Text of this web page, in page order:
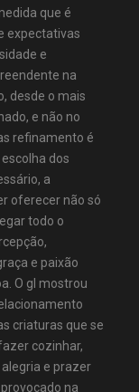
que é
expectativas
e
na
desde o mais
e não no
refinamento é
dos
a
oferecer não só
todo o
e paixão
O gl mostrou
criaturas que se
cozinhar,
e prazer
na